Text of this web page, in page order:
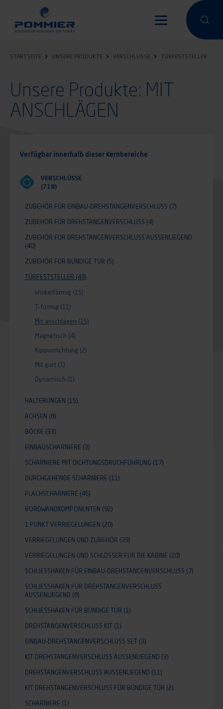
Inhalt
Eine
Eine
STARTSEITE UNSERE PRODUKTE VERSCHLÜSSE TÜRFESTSTELLER
Unsere Produkte: MIT
ANSCHLÄGEN
Verfügbar innerhalb dieser Kernbereiche
VERSCHLÜSSE
(718)
ZUBEHÖR FÜR EINBAU-DREHSTANGENVERSCHLUSS (7)
ZUBEHÖR FÜR DREHSTANGENVERSCHLUSS (4)
ZUBEHÖR FÜR DREHSTANGENVERSCHLUSS AUSSENLIEGEND
(40)
ZUBEHÖR FÜR BÜNDIGE TÜR (5)
TÜRFESTSTELLER (49)
Winkelförmig (15)
T-förmig (11)
Mit anschlägen (15)
Magnetisch (4)
Kippvorrichtung (2)
Mit gurt (1)
Dynamisch (1)
HALTERUNGEN (15)
ACHSEN (8)
BÖCKE (33)
EINBAUSCHARNIERE (3)
SCHARNIERE MIT DICHTUNGSDRUCHFÜHRUNG (17)
DURCHGEHENDE SCHARNIERE (11)
FLACHSCHARNIERE (46)
BORDWANDKOMPONENTEN (92)
1 PUNKT VERRIEGELUNGEN (20)
VERRIEGELUNGEN UND ZUBEHÖR (39)
VERRIEGELUNGEN UND SCHLÖSSER FÜR DIE KABINE (20)
SCHLIESSHAKEN FÜR EINBAU-DREHSTANGENVERSCHLUSS (7)
SCHLIESSHAKEN FÜR DREHSTANGENVERSCHLUSS A
USSENLIEGEND
(8)
SCHLIESSHAKEN FÜR BÜNDIGE TÜR (1)
DREHSTANGENVERSCHLUSS KIT (1)
EINBAU-DREHSTANGENVERSCHLUSS SET (3)
KIT DREHSTANGENVERSCHLUSS AUSSENLIEGEND (3)
DREHSTANGENVERSCHLUSS AUSSENLIEGEND (11)
KIT DREHSTANGENVERSCHLUSS FÜR BÜNDIGE TÜR (2)
SCHARNIERE (1)